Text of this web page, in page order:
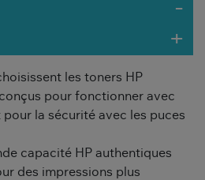
les toners HP
pour fonctionner avec
la sécurité avec les puces
capacité HP authentiques
des impressions plus